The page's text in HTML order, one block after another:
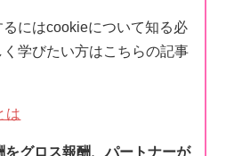
にはcookieについて知る必
学びたい方はこちらの記事
は
グロス報酬、パートナーが